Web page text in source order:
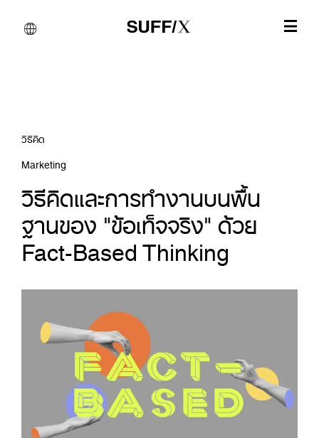
วิธีคิด
Marketing
วิธีคิดและการทำงานบนพื้น
ฐานของ "ข้อเท็จจริง" ด้วย
Fact-Based Thinking